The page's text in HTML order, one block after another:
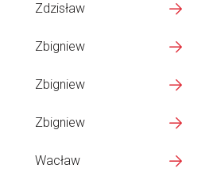
Zdzisław
Zbigniew
Zbigniew
Zbigniew
Wacław